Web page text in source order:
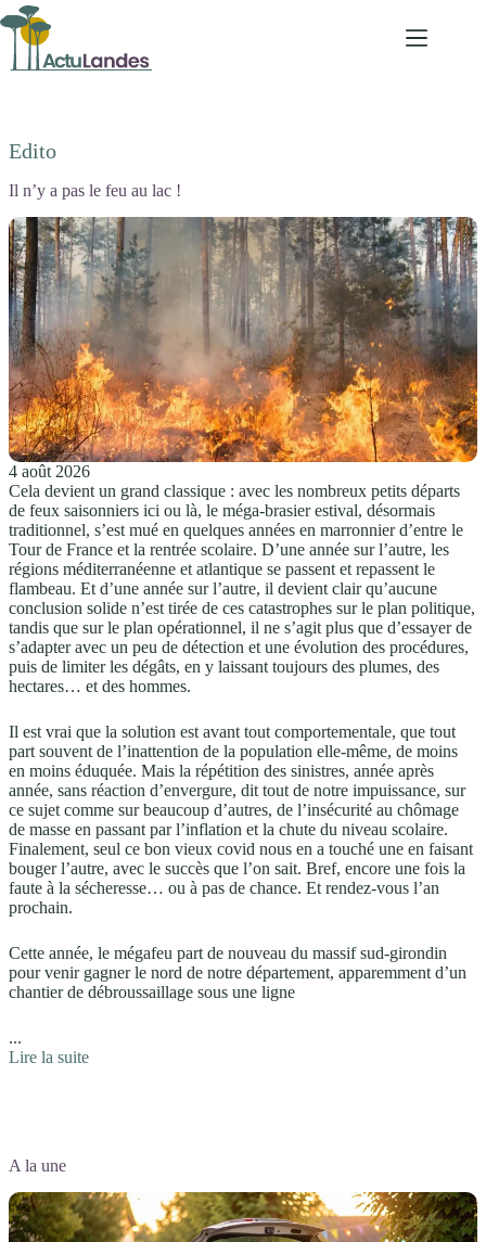
Passer
au
contenu
Edito
Il n’y a pas le feu au lac !
4 août 2026
Cela devient un grand classique : avec les nombreux petits départs
de feux saisonniers ici ou là, le méga-brasier estival, désormais
traditionnel, s’est mué en quelques années en marronnier d’entre le
Tour de France et la rentrée scolaire. D’une année sur l’autre, les
régions méditerranéenne et atlantique se passent et repassent le
flambeau. Et d’une année sur l’autre, il devient clair qu’aucune
conclusion solide n’est tirée de ces catastrophes sur le plan politique,
tandis que sur le plan opérationnel, il ne s’agit plus que d’essayer de
s’adapter avec un peu de détection et une évolution des procédures,
puis de limiter les dégâts, en y laissant toujours des plumes, des
hectares… et des hommes.
Il est vrai que la solution est avant tout comportementale, que tout
part souvent de l’inattention de la population elle-même, de moins
en moins éduquée. Mais la répétition des sinistres, année après
année, sans réaction d’envergure, dit tout de notre impuissance, sur
ce sujet comme sur beaucoup d’autres, de l’insécurité au chômage
de masse en passant par l’inflation et la chute du niveau scolaire.
Finalement, seul ce bon vieux covid nous en a touché une en faisant
bouger l’autre, avec le succès que l’on sait. Bref, encore une fois la
faute à la sécheresse… ou à pas de chance. Et rendez-vous l’an
prochain.
Cette année, le mégafeu part de nouveau du massif sud-girondin
pour venir gagner le nord de notre département, apparemment d’un
chantier de débroussaillage sous une ligne
...
Lire la suite:
au
lac !
A la une